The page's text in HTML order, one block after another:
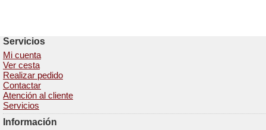
Servicios
Mi cuenta
Ver cesta
Realizar pedido
Contactar
Atención al cliente
Servicios
Información